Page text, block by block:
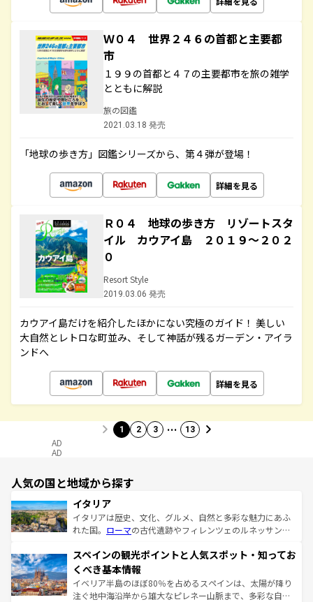
Ｗ０４ 世界２４６の首都と主要都
市
１９９の首都と４７の主要都市を旅の雑学
とともに解説
旅の図鑑
2021.03.18 発売
「地球の歩き方」図鑑シリーズから、第４弾が登場！
詳細を見る
Ｒ０４ 地球の歩き方 リゾートスタ
イル カウアイ島 ２０１９～２０２
０
Resort Style
2019.03.06 発売
カウアイ島だけを紹介したほかにない究極のガイド！ 美しい
大自然とレトロな町並み、そして神話が残るガーデン・アイラ
ンドへ
詳細を見る
1 2 3 … 13
AD
AD
人気の国と地域から探す
イタリア
イタリアは歴史、文化、グルメ、自然と多彩な魅力にあふ
れた国。 ローマの古代遺跡やフィレンツェのルネッサンス
ろん、トスカーナの美しい田園風景やアマルフィ海岸の絶
景など、自然景観も見逃せない。観光の合間には、本場の
ピザやパスタなど、絶品のイタリア料理を堪能することも
できる。朝目覚めてから夜眠るまで、すべての瞬間を楽し
スペインの観光ポイントと人気スポット・知ってお
くべき基本情報
イベリア半島のほぼ80％を占めるスペインは、太陽が降り
注ぐ地中海沿岸から雄大なピレネー山脈まで、多彩な自然